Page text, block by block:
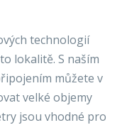
technologií
lokalitě. S naším
můžete v
velké objemy
jsou vhodné pro